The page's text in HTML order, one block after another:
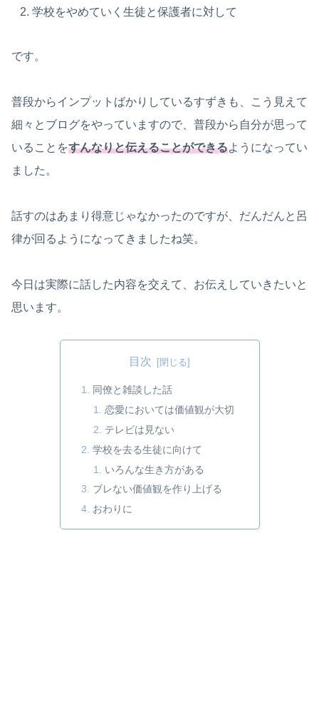
学校をやめていく生徒と保護者に対して
です。
普段からインプットばかりしているすずきも、こう見えて
細々とブログをやっていますので、普段から自分が思って
いることをすんなりと伝えることができるようになってい
ました。
話すのはあまり得意じゃなかったのですが、だんだんと呂
律が回るようになってきましたね笑。
今日は実際に話した内容を交えて、お伝えしていきたいと
思います。
目次
同僚と雑談した話
恋愛においては価値観が大切
テレビは見ない
学校を去る生徒に向けて
いろんな生き方がある
ブレない価値観を作り上げる
おわりに